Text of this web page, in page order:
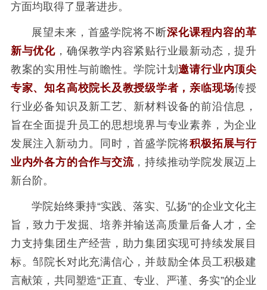
方面均取得了显著进步。
展望未来，首盛学院将不断深化课程内容的革
新与优化 ，确保教学内容紧贴行业最新动态，提升
教案的实用性与前瞻性。学院计划邀请行业内顶尖
专家、知名高校院长及教授级学者，亲临现场传授
行业必备知识及新工艺、新材料设备的前沿信息，
旨在全面提升员工的思想境界与专业素养，为企业
发展注入新动力。同时，首盛学院将积极拓展与行
业内外各方的合作与交流，持续推动学院发展迈上
新台阶。
学院始终秉持“实践、落实、弘扬”的企业文化主
旨，致力于发掘、培养并输送高质量后备人才，全
力支持集团生产经营，助力集团实现可持续发展目
标。邹院长对此充满信心，并鼓励全体员工积极建
言献策，共同塑造“正直、专业、严谨、务实”的企业